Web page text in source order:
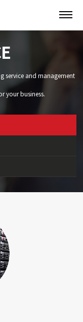
service and management
your business.